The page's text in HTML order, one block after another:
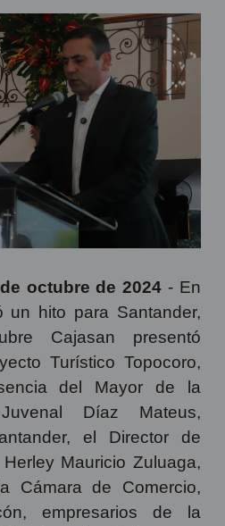
octubre de 2024 - En
un hito para Santander,
Cajasan presentó
Turístico Topocoro,
del Mayor de la
Díaz Mateus,
el Director de
Mauricio Zuluaga,
Cámara de Comercio,
empresarios de la